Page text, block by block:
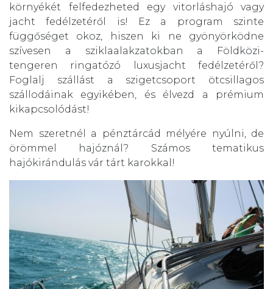
környékét felfedezheted egy vitorláshajó vagy
jacht fedélzetéről is! Ez a program szinte
függőséget okoz, hiszen ki ne gyönyörködne
szívesen a sziklaalakzatokban a Földközi-
tengeren ringatózó luxusjacht fedélzetéről?
Foglalj szállást a szigetcsoport ötcsillagos
szállodáinak egyikében, és élvezd a prémium
kikapcsolódást!
Nem szeretnél a pénztárcád mélyére nyúlni, de
örömmel hajóznál? Számos tematikus
hajókirándulás vár tárt karokkal!